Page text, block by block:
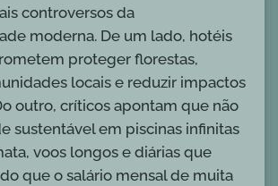
controversos da
moderna. De um lado, hotéis
proteger florestas,
locais e reduzir impactos
outro, críticos apontam que não
sustentável em piscinas infinitas
voos longos e diárias que
que o salário mensal de muita